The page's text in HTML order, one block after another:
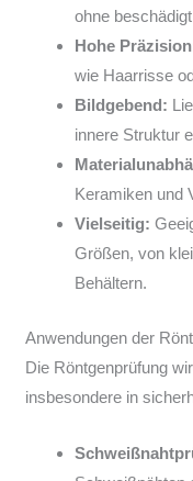
ohne
Hohe
wie Haarrisse
Bildgebend:
innere Struktur
Keramiken und
Vielseitig:
Größen, von
Behältern.
Anwendungen der
Die Röntgenprüfung
insbesondere in